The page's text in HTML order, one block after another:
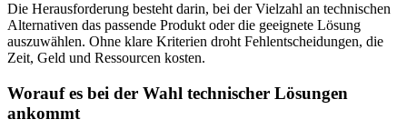
Die Herausforderung besteht darin, bei der Vielzahl an technischen
Alternativen das passende Produkt oder die geeignete Lösung
auszuwählen. Ohne klare Kriterien droht Fehlentscheidungen, die
Zeit, Geld und Ressourcen kosten.
Worauf es bei der Wahl technischer Lösungen
ankommt